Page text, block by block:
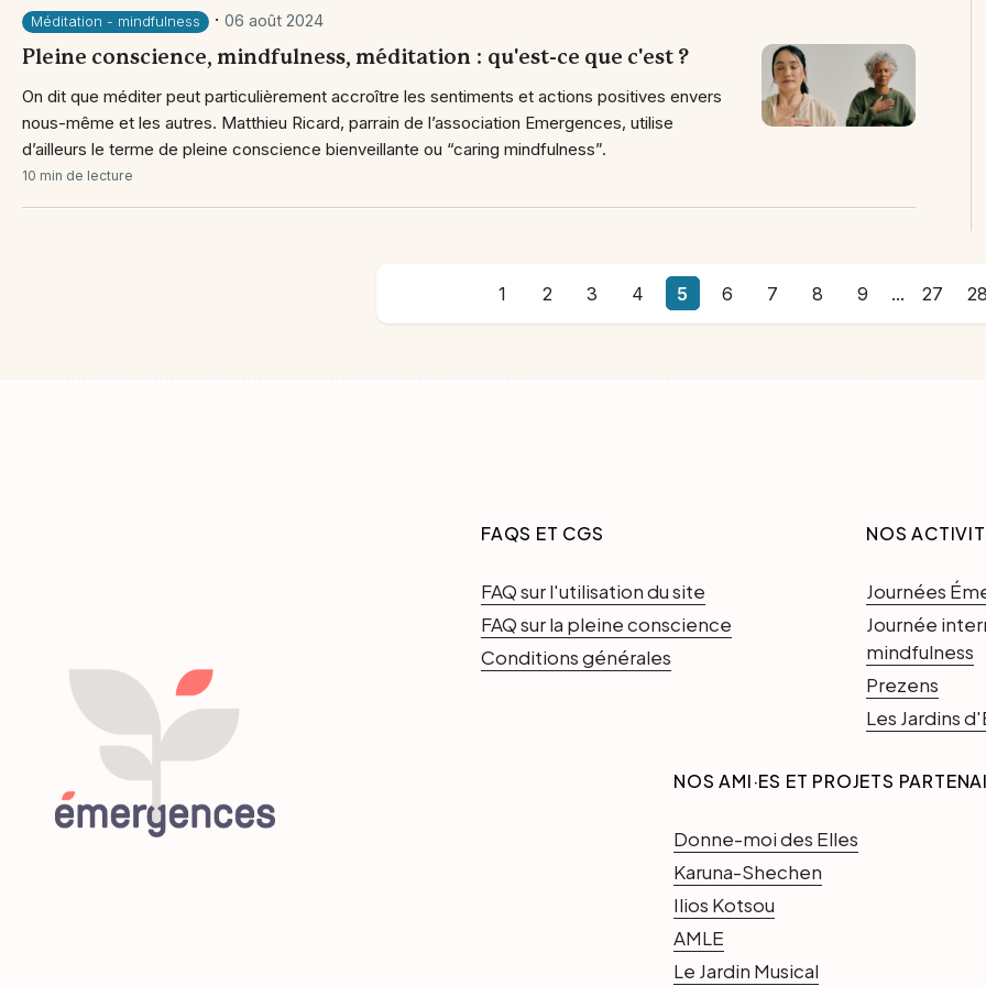
Méditation - mindfulness · 06 août 2024
Pleine conscience, mindfulness, méditation : qu'est-ce que c'est ?
On dit que méditer peut particulièrement accroître les sentiments et actions positives envers
nous-même et les autres. Matthieu Ricard, parrain de l’association Emergences, utilise
d’ailleurs le terme de pleine conscience bienveillante ou “caring mindfulness”.
10 min de lecture
1 2 3 4 5 6 7 8 9 ... 27
FAQS ET CGS
FAQ sur l'utilisation du site
FAQ sur la pleine conscience
Conditions générales
NOS
Journées
Journée
mindfulness
Prezens
Les Jardins
NOS AMI·ES ET PROJETS
Donne-moi des Elles
Karuna-Shechen
Ilios Kotsou
AMLE
Le Jardin Musical